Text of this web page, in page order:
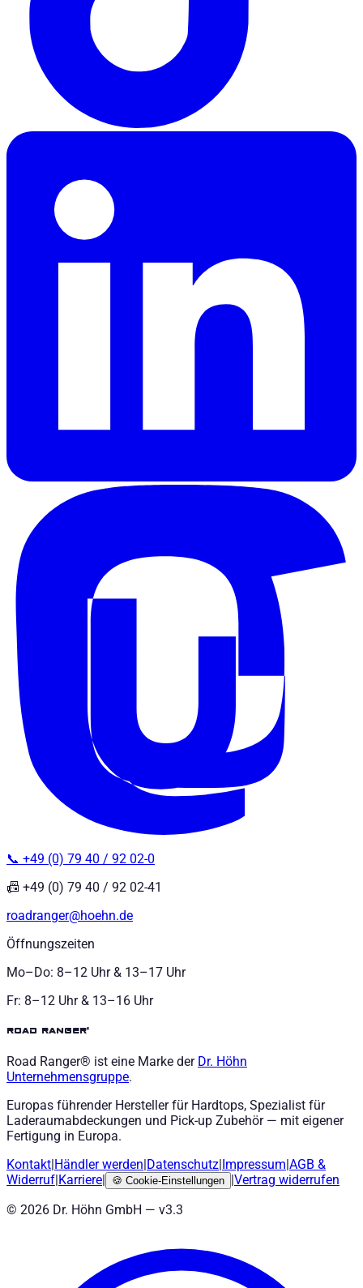
📞 +49 (0) 79 40 / 92 02-0
📠 +49 (0) 79 40 / 92 02-41
roadranger@hoehn.de
Öffnungszeiten
Mo–Do: 8–12 Uhr & 13–17 Uhr
Fr: 8–12 Uhr & 13–16 Uhr
road ranger®
Road Ranger® ist eine Marke der Dr. Höhn
Unternehmensgruppe.
Europas führender Hersteller für Hardtops, Spezialist für
Laderaumabdeckungen und Pick-up Zubehör — mit eigener
Fertigung in Europa.
Kontakt Händler werden Datenschutz Impressum AGB &
Widerruf Karriere 🍪 Cookie-Einstellungen
Vertrag widerrufen
© 2026 Dr. Höhn GmbH — v3.3